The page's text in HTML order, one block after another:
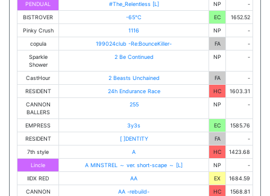
PENDUAL
#The_Relentless [L] NP
-
BISTROVER
-65℃ EC
1652.52
Pinky Crush
1116 NP
-
copula
199024club -Re:BounceKiller- FA
-
Sparkle
Shower
2 Be Continued NP -
CastHour 2 Beasts Unchained FA
-
RESIDENT
24h Endurance Race HC
1603.31
CANNON
BALLERS
255 NP -
EMPRESS 3y3s EC
1585.76
RESIDENT
[ ]DENTITY FA
-
7th style
A HC
1423.68
Lincle
A MINSTREL ～ ver. short-scape ～ [L] NP
-
IIDX RED
AA EX
1684.59
CANNON
AA -rebuild- HC 1568.81